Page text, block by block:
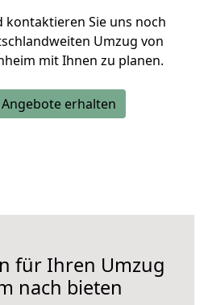
kontaktieren Sie uns noch
Umzug von
mit Ihnen zu planen.
erhalten
für Ihren Umzug
nach bieten